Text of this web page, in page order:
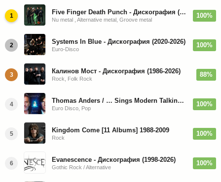
1 Five Finger Death Punch - Дискография (2008-2026)
Nu metal , Alternative metal, Groove metal
100%
2 Systems In Blue - Дискография (2020-2026)
Euro-Disco
100%
3 Калинов Мост - Дискография (1986-2026)
Rock, Folk Rock
88%
4 Thomas Anders / … Sings Modern Talking: The Best hi-res
Euro Disco, Pop
100%
5 Kingdom Come [11 Albums] 1988-2009
Rock
100%
6 Evanescence - Дискография (1998-2026)
Gothic Rock / Alternative
100%